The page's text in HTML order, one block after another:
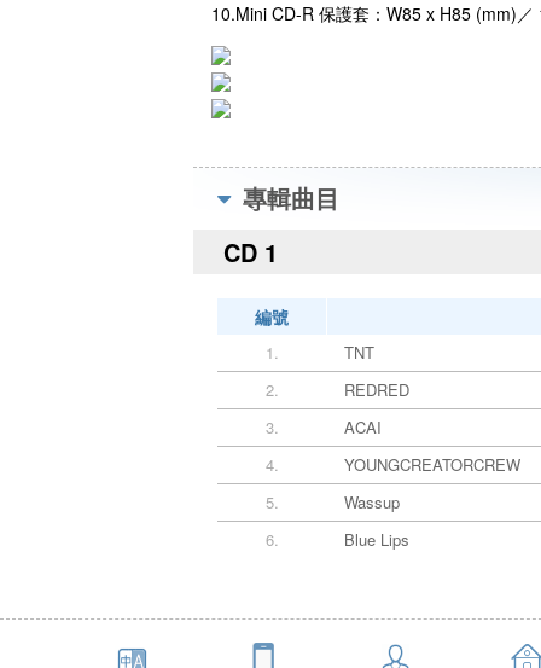
10.Mini CD-R 保護套：W85 x H85 (mm)／
專輯曲目
CD 1
編號
1.
TNT
2.
REDRED
3.
ACAI
4.
YOUNGCREATORCREW
5.
Wassup
6.
Blue Lips